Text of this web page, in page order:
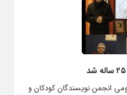
انجمن نویسندگان کودکان و